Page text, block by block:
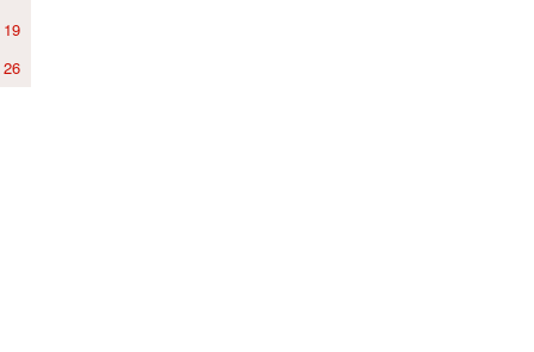
19
26